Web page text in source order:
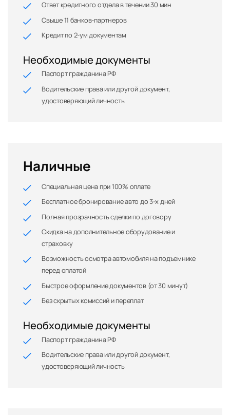
Ответ кредитного отдела в течении 30 мин
Свыше 11 банков-партнеров
Кредит по 2-ум документам
Необходимые документы
Паспорт гражданина РФ
Водительские права или другой документ,
удостоверяющий личность
Наличные
Специальная цена при 100% оплате
Бесплатное бронирование авто до 3-х дней
Полная прозрачность сделки по договору
Скидка на дополнительное оборудование и
страховку
Возможность осмотра автомобиля на подъемнике
перед оплатой
Быстрое оформление документов (от 30 минут)
Без скрытых комиссий и переплат
Необходимые документы
Паспорт гражданина РФ
Водительские права или другой документ,
удостоверяющий личность